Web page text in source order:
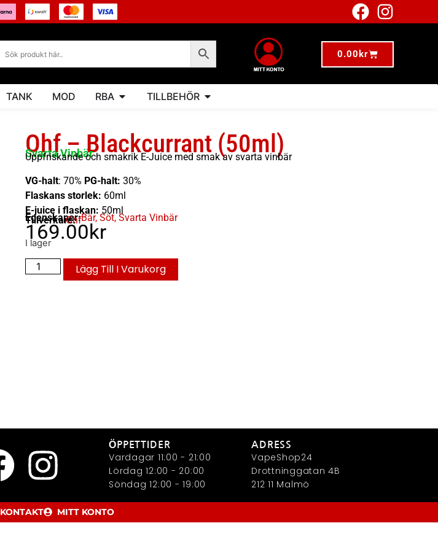
0.00 kr
TANK MOD RBA TILLBEHÖR
Ohf – Blackcurrant (50ml)
Svarta Vinbär
Uppfriskande och smakrik E-Juice med smak av svarta vinbär
VG-halt: 70% PG-halt: 30%
Flaskans storlek: 60ml
E-juice i flaskan: 50ml
Egenskaper:Bär, Söt, Svarta Vinbär
Tillverkare:
Ohf
169.00kr
I lager
Lägg Till I Varukorg
ÖPPETTIDER
Vardagar 11:00 - 21:00
Lördag 12:00 - 20:00
Söndag 12:00 - 19:00
ADRESS
VapeShop24
Drottninggatan 4B
212 11 Malmö
KONTAKT MITT KONTO